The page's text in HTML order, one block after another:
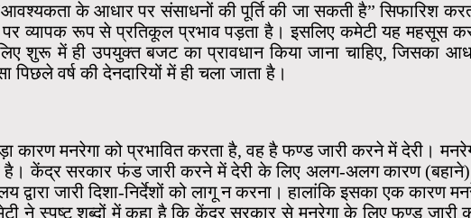
के आधार पर संसाधनों की पूर्ति की जा सकती है” सिफारिश
पर व्यापक रूप से प्रतिकूल प्रभाव पड़ता है। इसलिए कमेटी यह महसूस
शुरू में ही उपयुक्त बजट का प्रावधान किया जाना चाहिए, जिसका
वर्ष की देनदारियों में ही चला जाता है।
मनरेगा को प्रभावित करता है, वह है फण्ड जारी करने में देरी।
है। केंद्र सरकार फंड जारी करने में देरी के लिए अलग-अलग कारण
द्वारा जारी दिशा-निर्देशों को लागू न करना। हालांकि इसका एक
ने स्पष्ट शब्दों में कहा है कि केंद्र सरकार से मनरेगा के लिए फण्ड जारी